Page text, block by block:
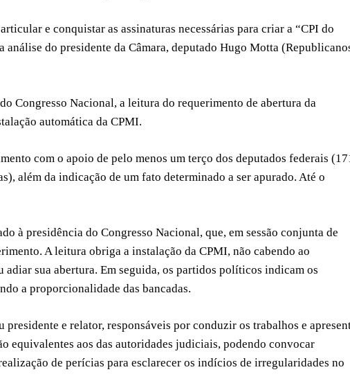
e conquistar as assinaturas necessárias para criar a “CPI do
análise do presidente da Câmara, deputado Hugo Motta
Congresso Nacional, a leitura do requerimento de abertura da
automática da CPMI.
com o apoio de pelo menos um terço dos deputados federais
além da indicação de um fato determinado a ser apurado. Até o
à presidência do Congresso Nacional, que, em sessão conjunta de
A leitura obriga a instalação da CPMI, não cabendo ao
sua abertura. Em seguida, os partidos políticos indicam os
a proporcionalidade das bancadas.
presidente e relator, responsáveis por conduzir os trabalhos e
equivalentes aos das autoridades judiciais, podendo convocar
de perícias para esclarecer os indícios de irregularidades no